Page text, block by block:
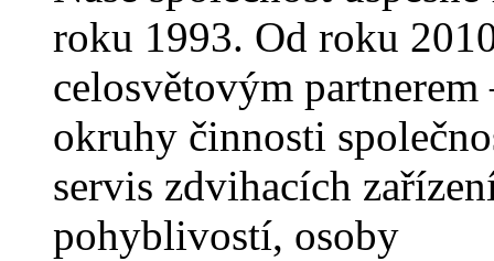
roku 1993. Od roku
celosvětovým
okruhy činnosti
servis zdvihacích
pohyblivostí, osoby